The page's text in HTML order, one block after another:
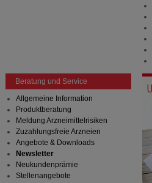
Beratung und Service
Allgemeine Information
Produktberatung
Meldung Arzneimittelrisiken
Zuzahlungsfreie Arzneien
Angebote & Downloads
Newsletter
Neukundenprämie
Stellenangebote